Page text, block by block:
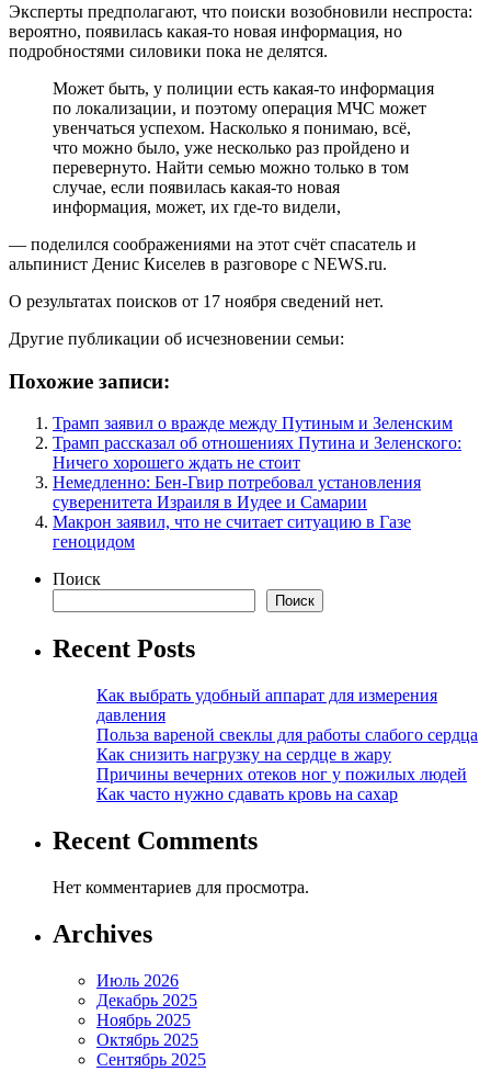
Эксперты предполагают, что поиски возобновили неспроста:
вероятно, появилась какая-то новая информация, но
подробностями силовики пока не делятся.
Может быть, у полиции есть какая-то информация
по локализации, и поэтому операция МЧС может
увенчаться успехом. Насколько я понимаю, всё,
что можно было, уже несколько раз пройдено и
перевернуто. Найти семью можно только в том
случае, если появилась какая-то новая
информация, может, их где-то видели,
— поделился соображениями на этот счёт спасатель и
альпинист Денис Киселев в разговоре с NEWS.ru.
О результатах поисков от 17 ноября сведений нет.
Другие публикации об исчезновении семьи:
Похожие записи:
Трамп заявил о вражде между Путиным и Зеленским
Трамп рассказал об отношениях Путина и Зеленского:
Ничего хорошего ждать не стоит
Немедленно: Бен-Гвир потребовал установления
суверенитета Израиля в Иудее и Самарии
Макрон заявил, что не считает ситуацию в Газе
геноцидом
Поиск
Поиск
Recent Posts
Как выбрать удобный аппарат для измерения
давления
Польза вареной свеклы для работы слабого сердца
Как снизить нагрузку на сердце в жару
Причины вечерних отеков ног у пожилых людей
Как часто нужно сдавать кровь на сахар
Recent Comments
Нет комментариев для просмотра.
Archives
Июль 2026
Декабрь 2025
Ноябрь 2025
Октябрь 2025
Сентябрь 2025